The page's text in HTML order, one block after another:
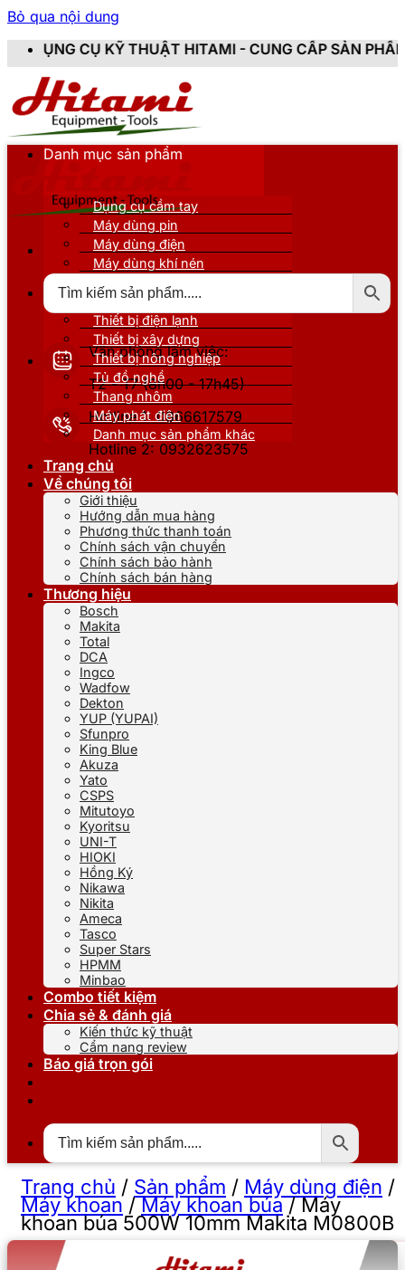
Bỏ qua nội dung
HITAMI - CUNG CẤP SẢN PHẨM CHÍNH HÃNG,
Văn phòng làm việc:
T2 - T7 (8h00 - 17h45)
Hotline 1: 0866617579
Hotline 2: 0932623575
Danh mục sản phẩm
Dụng cụ cầm tay
Máy dùng pin
Máy dùng điện
Máy dùng khí nén
Thiết bị nâng đỡ
Thiết bị điện lạnh
Thiết bị xây dựng
Thiết bị nông nghiệp
Tủ đồ nghề
Thang nhôm
Máy phát điện
Danh mục sản phẩm khác
Trang chủ
Về chúng tôi
Giới thiệu
Hướng dẫn mua hàng
Phương thức thanh toán
Chính sách vận chuyển
Chính sách bảo hành
Chính sách bán hàng
Thương hiệu
Bosch
Makita
Total
DCA
Ingco
Wadfow
Dekton
YUP (YUPAI)
Sfunpro
King Blue
Akuza
Yato
CSPS
Mitutoyo
Kyoritsu
UNI-T
HIOKI
Hồng Ký
Nikawa
Nikita
Ameca
Tasco
Super Stars
HPMM
Minbao
Combo tiết kiệm
Chia sẻ & đánh giá
Kiến thức kỹ thuật
Cẩm nang review
Báo giá trọn gói
Trang chủ / Sản phẩm / Máy dùng điện /
Máy khoan/Máy khoan búa/Máy
khoan búa 500W 10mm Makita M0800B